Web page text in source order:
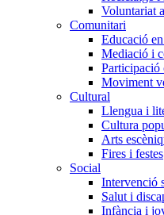
Voluntariat
Comunitari
Educació
Mediació i
Participació
Moviment
Cultural
Llengua i
Cultura
Arts
Fires i festes
Social
Intervenció
Salut i
Infància i